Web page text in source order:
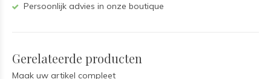
Persoonlijk advies in onze boutique
Gerelateerde producten
Maak uw artikel compleet